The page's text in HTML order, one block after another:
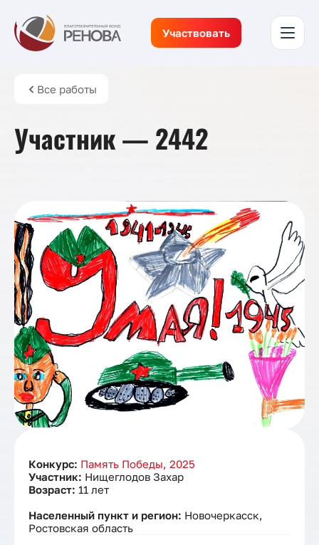
Участвовать
Все работы
Участник — 2442
Конкурс: Память Победы, 2025
Участник: Нищеглодов Захар
Возраст: 11 лет
Населенный пункт и регион: Новочеркасск,
Ростовская область